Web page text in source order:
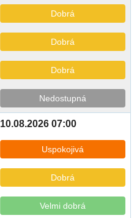
Dobrá
Dobrá
Dobrá
Nedostupná
10.08.2026 07:00
Uspokojivá
Dobrá
Velmi dobrá